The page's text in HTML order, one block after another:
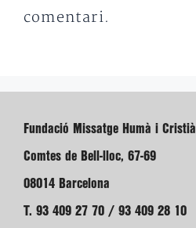
comentari.
Fundació Missatge Humà i Cristià
Comtes de Bell-lloc, 67-69
08014 Barcelona
T. 93 409 27 70 / 93 409 28 10